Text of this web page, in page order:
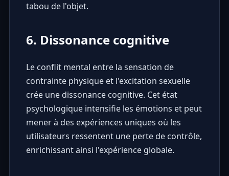
tabou de l'objet.
6. Dissonance cognitive
Le conflit mental entre la sensation de
contrainte physique et l'excitation sexuelle
crée une dissonance cognitive. Cet état
psychologique intensifie les émotions et peut
mener à des expériences uniques où les
utilisateurs ressentent une perte de contrôle,
enrichissant ainsi l'expérience globale.